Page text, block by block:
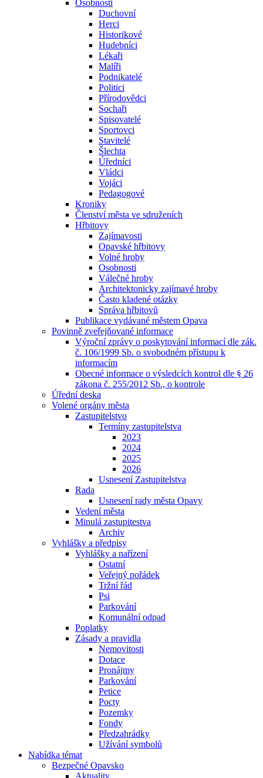
Osobnosti
Duchovní
Herci
Historikové
Hudebníci
Lékaři
Malíři
Podnikatelé
Politici
Přírodovědci
Sochaři
Spisovatelé
Sportovci
Stavitelé
Šlechta
Úředníci
Vládci
Vojáci
Pedagogové
Kroniky
Členství města ve sdruženích
Hřbitovy
Zajímavosti
Opavské hřbitovy
Volné hroby
Osobnosti
Válečné hroby
Architektonicky zajímavé hroby
Často kladené otázky
Správa hřbitovů
Publikace vydávané městem Opava
Povinně zveřejňované informace
Výroční zprávy o poskytování informací dle zák.
č. 106/1999 Sb. o svobodném přístupu k
informacím
Obecné informace o výsledcích kontrol dle § 26
zákona č. 255/2012 Sb., o kontrole
Úřední deska
Volené orgány města
Zastupitelstvo
Termíny zastupitelstva
2023
2024
2025
2026
Usnesení Zastupitelstva
Rada
Usnesení rady města Opavy
Vedení města
Minulá zastupitestva
Archiv
Vyhlášky a předpisy
Vyhlášky a nařízení
Ostatní
Veřejný pořádek
Tržní řád
Psi
Parkování
Komunální odpad
Poplatky
Zásady a pravidla
Nemovitosti
Dotace
Pronájmy
Parkování
Petice
Pocty
Pozemky
Fondy
Předzahrádky
Užívání symbolů
Nabídka témat
Bezpečné Opavsko